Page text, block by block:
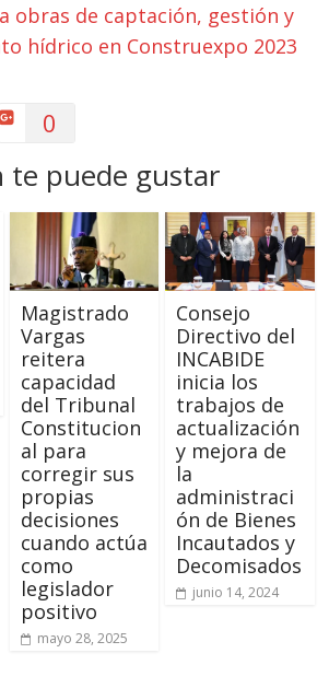
obras de captación, gestión y
hídrico en Construexpo 2023
0
te puede gustar
Magistrado
Vargas
reitera
capacidad
del Tribunal
Constitucion
al para
corregir sus
propias
decisiones
cuando actúa
como
legislador
positivo
mayo 28, 2025
Consejo
Directivo del
INCABIDE
inicia los
trabajos de
actualización
y mejora de
la
administraci
ón de Bienes
Incautados y
Decomisados
junio 14, 2024